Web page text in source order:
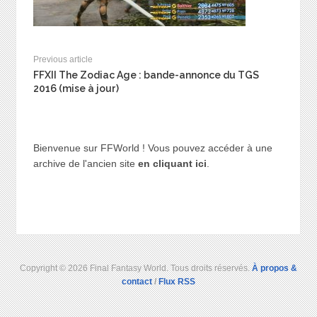
Previous article
FFXII The Zodiac Age : bande-annonce du TGS
2016 (mise à jour)
Bienvenue sur FFWorld ! Vous pouvez accéder à une
archive de l'ancien site en cliquant ici.
Copyright © 2026 Final Fantasy World. Tous droits réservés.À propos &
contact/Flux RSS